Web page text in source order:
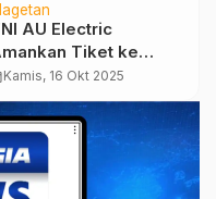
AU Electric
Tiket ke
Final Livoli 2025
Tundukkan
Jatim 3-2
Kamis, 16 Okt 2025